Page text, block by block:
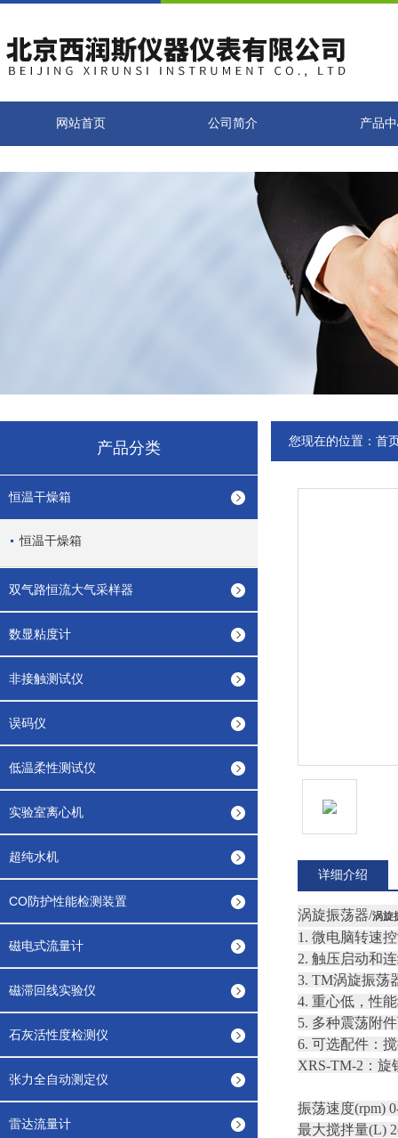
网站首页 公司简介 产品
产品分类
恒温干燥箱
恒温干燥箱
双气路恒流大气采样器
数显粘度计
非接触测试仪
误码仪
低温柔性测试仪
实验室离心机
超纯水机
CO防护性能检测装置
磁电式流量计
磁滞回线实验仪
石灰活性度检测仪
张力全自动测定仪
雷达流量计
您现在的位置： 首
详细介绍
涡旋振荡器/涡旋
1. 微电脑转速
2. 触压启动和
3. TM涡旋振荡
4. 重心低，性
5. 多种震荡附
6. 可选配件：
XRS-TM-2：
振荡速度(rpm)
最大搅拌量(L)